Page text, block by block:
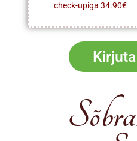
check-upiga 34.90€